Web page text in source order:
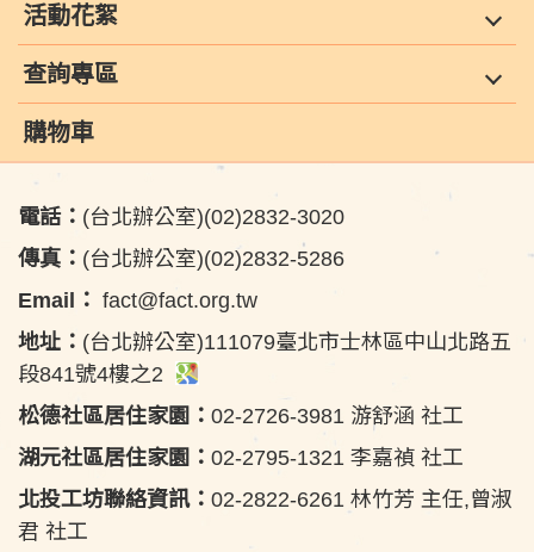
活動花絮
查詢專區
購物車
電話： (台北辦公室)(02)2832-3020
傳真： (台北辦公室)(02)2832-5286
Email： fact@fact.org.tw
地址： (台北辦公室)111079臺北市士林區中山北路五
段841號4樓之2
松德社區居住家園： 02-2726-3981 游舒涵 社工
湖元社區居住家園： 02-2795-1321 李嘉禎 社工
北投工坊聯絡資訊： 02-2822-6261 林竹芳 主任,曾淑
君 社工